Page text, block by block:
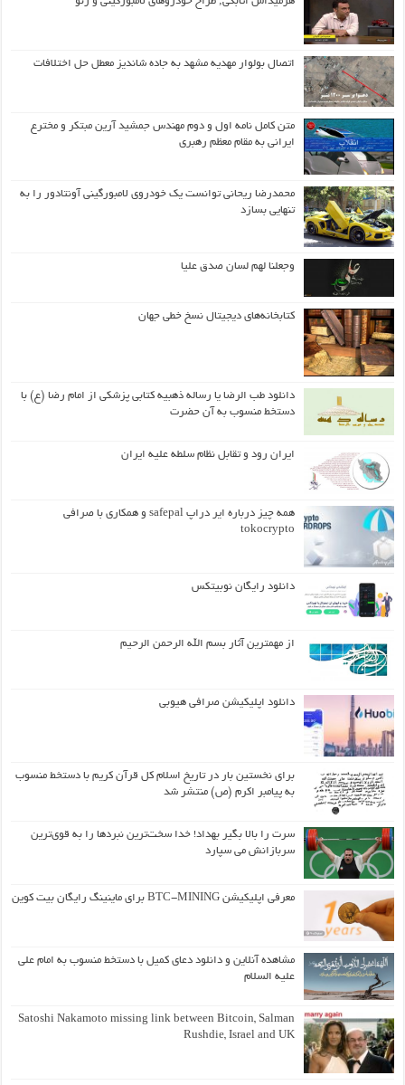
اتصال بولوار مهدیه مشهد به جاده شاندیز معطل حل اختلافات
متن کامل نامه اول و دوم مهندس جمشید آرین مبتکر و مخترع
ایرانی به مقام معظم رهبری
محمدرضا ریحانی توانست یک خودروی لامبورگینی آونتادور را به
تنهایی بسازد
وجعلنا لهم لسان صدق علیا
کتابخانه‌های دیجیتال نسخ خطی جهان
دانلود طب الرضا یا رساله‌ ذهبیه کتابی پزشکی از امام رضا (ع) با
دستخط منسوب به آن حضرت
ایران رود و تقابل نظام سلطه علیه ایران
همه چیز درباره ایر دراپ safepal و همکاری با صرافی
tokocrypto
دانلود رایگان نوبیتکس
از مهمترین آثار بسم الله الرحمن الرحیم
دانلود اپلیکیشن صرافی هیوبی
برای نخستین بار در تاریخ اسلام کل قرآن کریم با دستخط منسوب
به پیامبر اکرم (ص) منتشر شد
سرت را بالا بگیر بهداد! خدا سخت‌ترین نبردها را به قوی‌ترین
سربازانش می سپارد
معرفی اپلیکیشن BTC-MINING برای ماینینگ رایگان بیت کوین
مشاهده آنلاین و دانلود دعای کمیل با دستخط منسوب به امام علی
علیه السلام
Satoshi Nakamoto missing link between Bitcoin, Salman
Rushdie, Israel and UK